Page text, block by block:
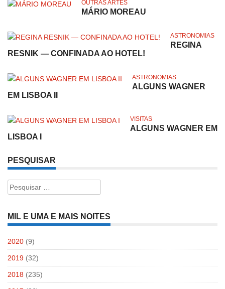
OUTRAS ARTES
MÁRIO MOREAU
ASTRONOMIAS
REGINA
RESNIK — CONFINADA AO HOTEL!
ASTRONOMIAS
ALGUNS WAGNER
EM LISBOA II
VISITAS
ALGUNS WAGNER EM
LISBOA I
PESQUISAR
Pesquisar
por:
MIL E UMA E MAIS NOITES
2020 (9)
2019 (32)
2018 (235)